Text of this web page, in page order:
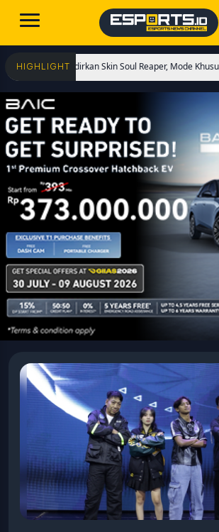
HIGHLIGHT
Hadirkan Skin Soul Reaper, Mode Khusus, dan Event